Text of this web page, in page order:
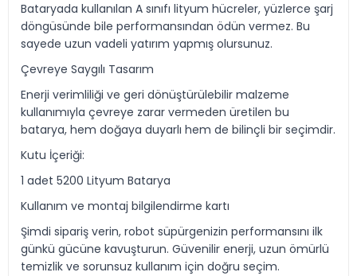
Bataryada kullanılan A sınıfı lityum hücreler, yüzlerce şarj
döngüsünde bile performansından ödün vermez. Bu
sayede uzun vadeli yatırım yapmış olursunuz.
Çevreye Saygılı Tasarım
Enerji verimliliği ve geri dönüştürülebilir malzeme
kullanımıyla çevreye zarar vermeden üretilen bu
batarya, hem doğaya duyarlı hem de bilinçli bir seçimdir.
Kutu İçeriği:
1 adet 5200 Lityum Batarya
Kullanım ve montaj bilgilendirme kartı
Şimdi sipariş verin, robot süpürgenizin performansını ilk
günkü gücüne kavuşturun. Güvenilir enerji, uzun ömürlü
temizlik ve sorunsuz kullanım için doğru seçim.